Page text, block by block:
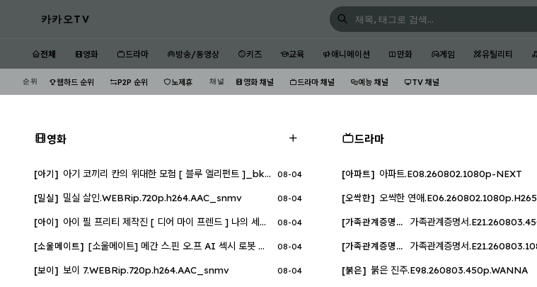
카카오TV
전체 영화 드라마 방송/동영상 키즈 교육 애니메이션 만화 게임 유틸리티
순위 웹하드 순위 P2P 순위 노제휴 채널 영화 채널 드라마 채널 예능 채널 TV 채널
카카오TV — 드라마·예능·방송·영화 엔터테인먼트 가이드
영화
[아기] 아기 코끼리 칸의 위대한 모험 [ 블루 엘리펀트 ]_bkmv 08-04
[밀실] 밀실 살인.WEBRip.720p.h264.AAC_snmv 08-04
[아이] 아이 필 프리티 제작진 [ 디어 마이 프렌드 ] 나의 세상을 너에게_.. 08-04
[소울메이트] [소울메이트] 메간 스.핀 오.프 AI 섹시 로봇 자체자막 08-04
[보이] 보이 7.WEBRip.720p.h264.AAC_snmv 08-04
드라마
[아파트] 아파트.E08.260802.1080p-NEXT
[오싹한] 오싹한 연애.E06.260802.1080p.H265
[가족관계증명서]
[가족관계증명서]
[붉은] 붉은 진주.E98.260803.450p.WANNA